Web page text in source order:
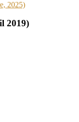
2025)
2019)